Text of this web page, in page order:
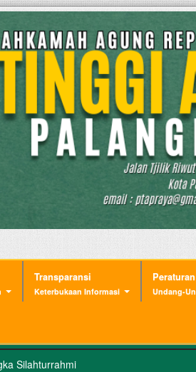
Transparansi
Keterbukaan Informasi
Peraturan
Undang-
Silahturrahmi